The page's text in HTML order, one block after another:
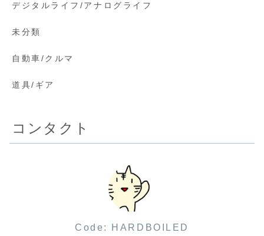
デジタルライフ/アナログライフ
未分類
自動車/クルマ
道具/ギア
コンタクト
Code: HARDBOILED